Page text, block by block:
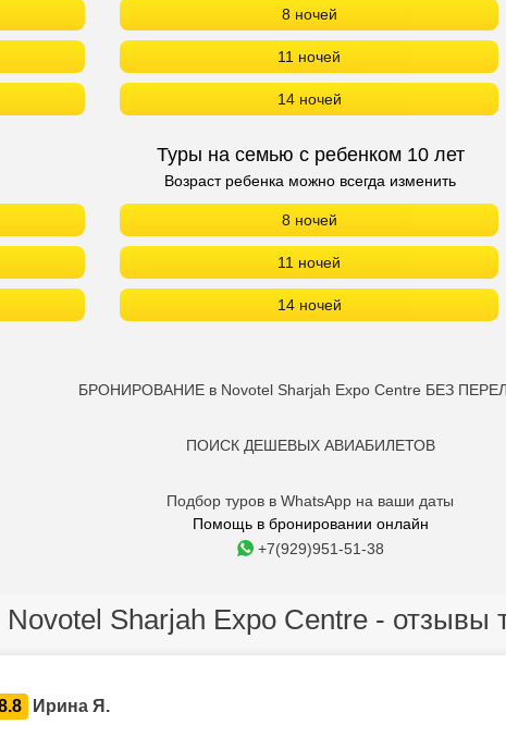
8 ночей
11 ночей
14 ночей
Туры на семью с ребенком 10 лет
Возраст ребенка можно всегда изменить
8 ночей
11 ночей
14 ночей
БРОНИРОВАНИЕ в Novotel Sharjah Expo Centre БЕЗ
ПОИСК ДЕШЕВЫХ АВИАБИЛЕТОВ
Подбор туров в WhatsApp на ваши даты
Помощь в бронировании онлайн
+7(929)951-51-38
Novotel Sharjah Expo Centre - отзывы
Ирина Я.